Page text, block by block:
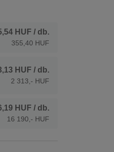
HUF / db.
355,40 HUF
HUF / db.
2 313,- HUF
HUF / db.
16 190,- HUF